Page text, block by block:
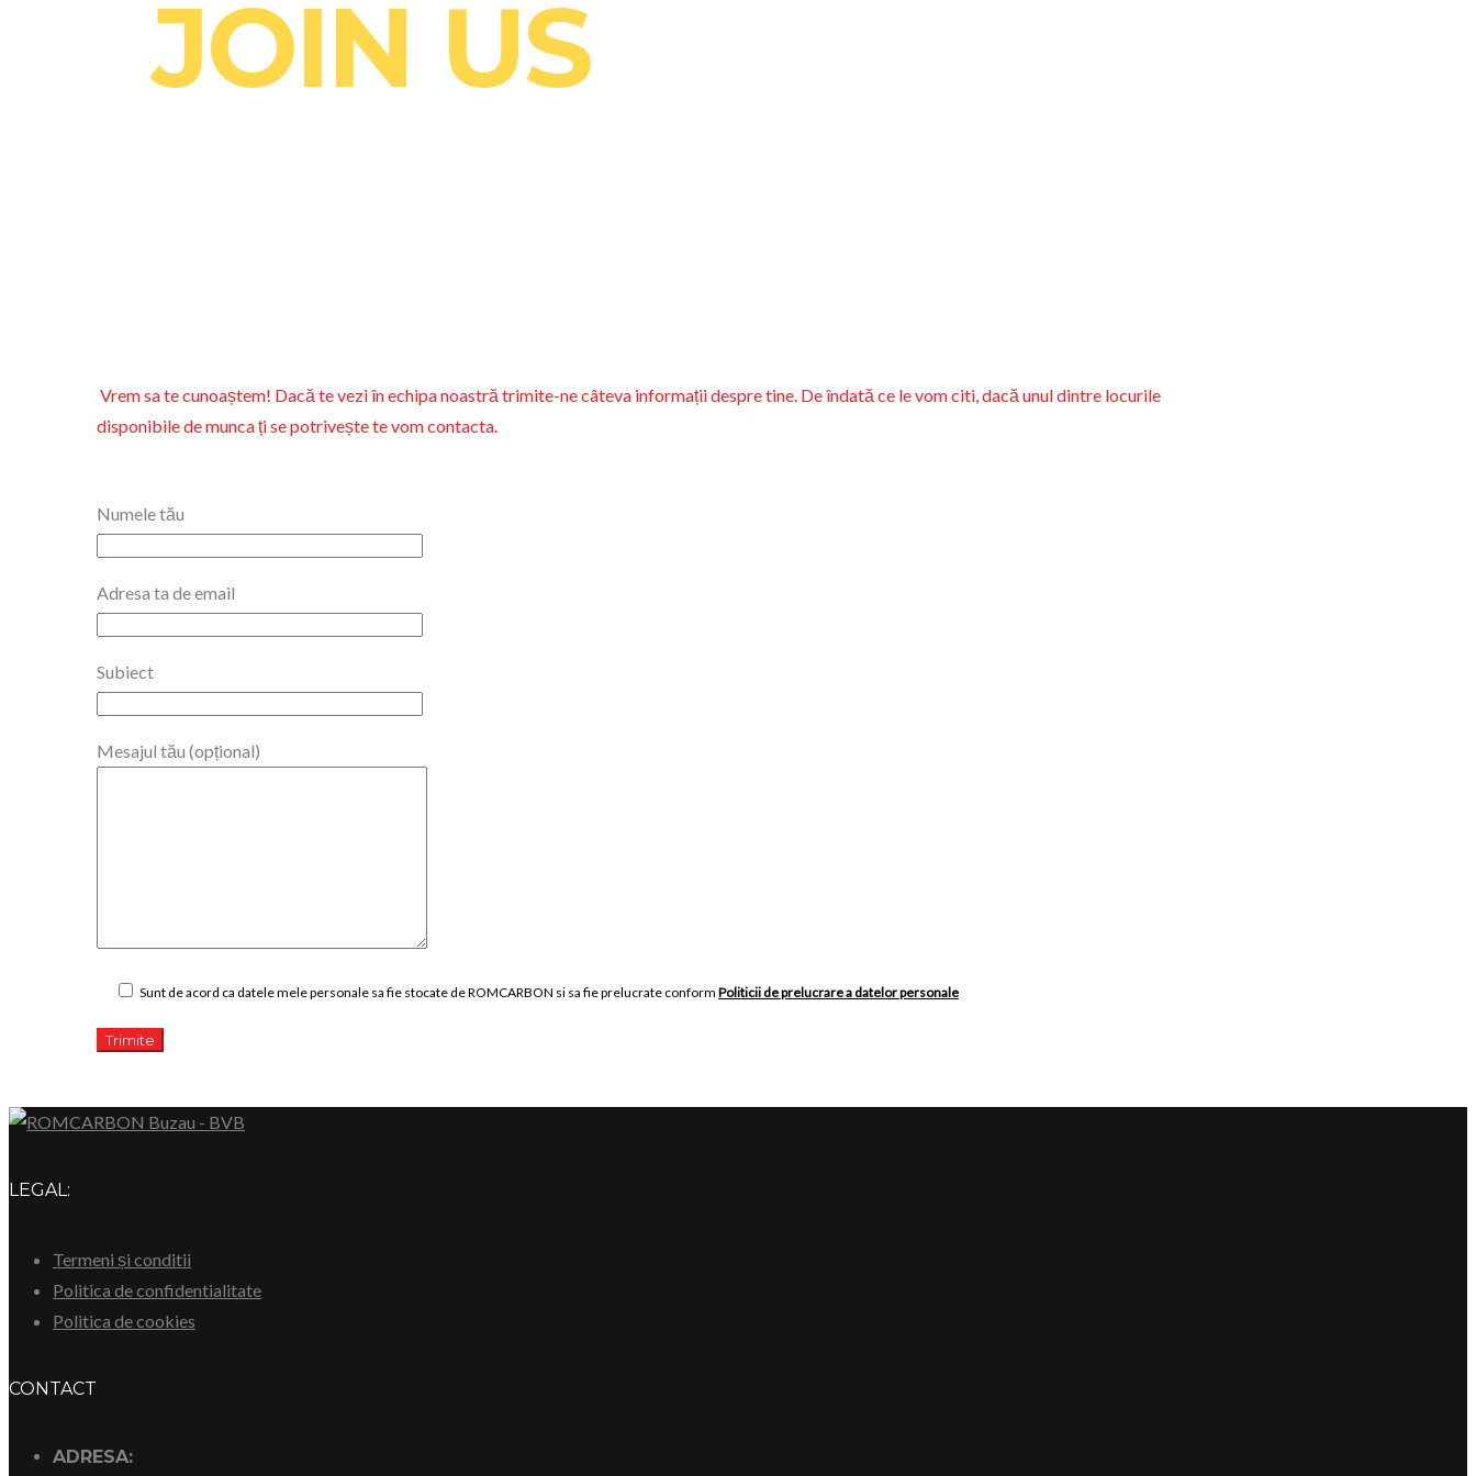
JOIN US
Vrem sa te cunoaștem! Dacă te vezi în echipa noastră trimite-ne câteva informații despre tine. De îndată ce le vom citi, dacă unul dintre locurile
disponibile de munca ți se potrivește te vom contacta.
Numele tău
Adresa ta de email
Subiect
Mesajul tău (opțional)
Sunt de acord ca datele mele personale sa fie stocate de ROMCARBON si sa fie prelucrate conform Politicii de prelucrare a datelor personale
LEGAL:
Termeni și conditii
Politica de confidentialitate
Politica de cookies
CONTACT
ADRESA: